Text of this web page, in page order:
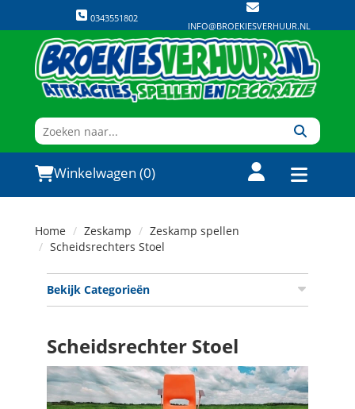
0343551802
INFO@BROEKIESVERHUUR.NL
Winkelwagen (0)
Home Zeskamp
Zeskamp spellen
Scheidsrechters Stoel
Bekijk Categorieën
Scheidsrechter Stoel